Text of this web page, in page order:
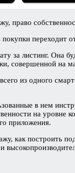
право
переходит
за листинг. Она
совершенной на
из одного
в нем
на уровне
приложения.
как построить